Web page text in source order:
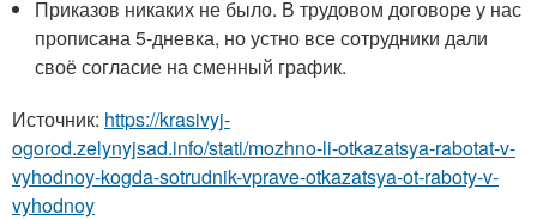
Приказов никаких не было. В трудовом договоре у нас
прописана 5-дневка, но устно все сотрудники дали
своё согласие на сменный график.
Источник: https://krasivyj-
ogorod.zelynyjsad.info/stati/mozhno-li-otkazatsya-rabotat-v-
vyhodnoy-kogda-sotrudnik-vprave-otkazatsya-ot-raboty-v-
vyhodnoy